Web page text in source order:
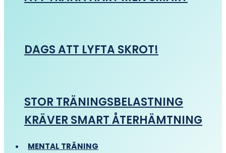
DAGS ATT LYFTA SKROT!
STOR TRÄNINGSBELASTNING
KRÄVER SMART ÅTERHÄMTNING
MENTAL TRÄNING